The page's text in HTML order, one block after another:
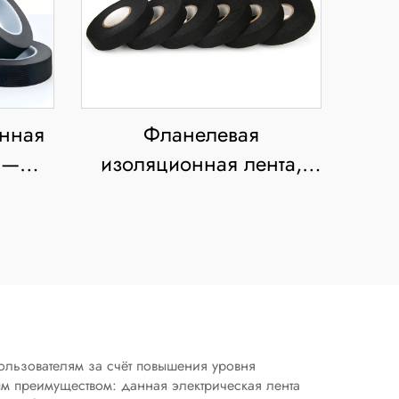
—
Фланелевая
изоляционная лента,
за счёт повышения уровня
преимуществом: данная электрическая лента